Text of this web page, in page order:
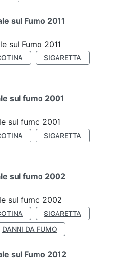
sul Fumo 2011
sul Fumo 2011
SIGARETTA
sul fumo 2001
sul fumo 2001
SIGARETTA
sul fumo 2002
sul fumo 2002
SIGARETTA
DANNI DA FUMO
sul Fumo 2012